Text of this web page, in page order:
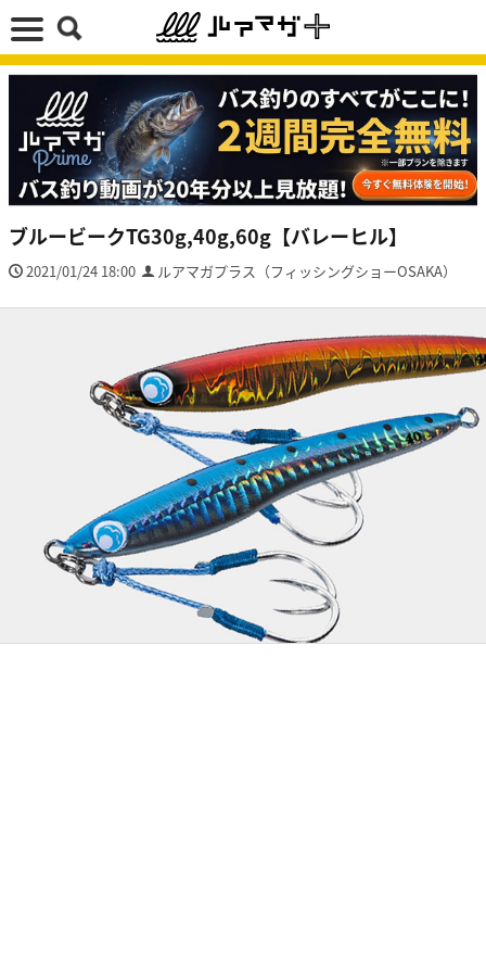
ブルービークTG30g,40g,60g【バレーヒル】
2021/01/24 18:00 ルアマガプラス（フィッシングショーOSAKA）